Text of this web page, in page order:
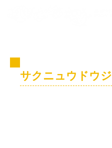
サクニュウドウジ